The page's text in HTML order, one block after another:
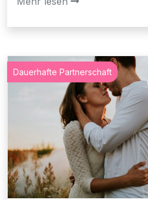
Dauerhafte Partnerschaft